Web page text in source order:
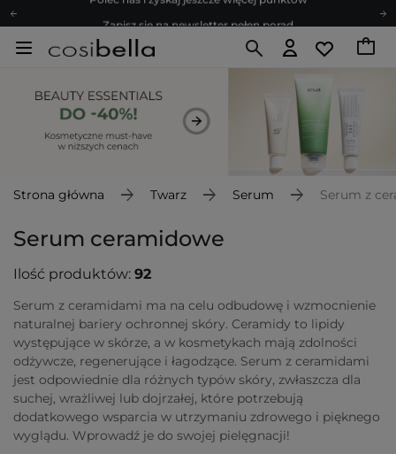
Bezpłatne konsultacje kosmetologiczne
Poleć nas i zyskaj jeszcze więcej punktów
Zapisz się na newsletter pełen porad
Strona główna Twarz Serum Serum z
Serum ceramidowe
Ilość produktów: 92
Serum z ceramidami ma na celu odbudowę i wzmocnienie
naturalnej bariery ochronnej skóry. Ceramidy to lipidy
występujące w skórze, a w kosmetykach mają zdolności
odżywcze, regenerujące i łagodzące. Serum z ceramidami
jest odpowiednie dla różnych typów skóry, zwłaszcza dla
suchej, wrażliwej lub dojrzałej, które potrzebują
dodatkowego wsparcia w utrzymaniu zdrowego i pięknego
wyglądu. Wprowadź je do swojej pielęgnacji!